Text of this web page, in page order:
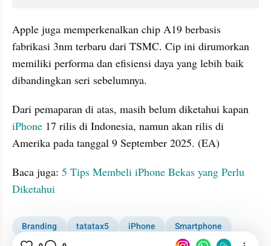
Apple juga memperkenalkan chip A19 berbasis
fabrikasi 3nm terbaru dari TSMC. Cip ini dirumorkan
memiliki performa dan efisiensi daya yang lebih baik
dibandingkan seri sebelumnya.
iPhone 17 rilis di Indonesia, namun akan rilis di
Amerika pada tanggal 9 September 2025. (EA)
Baca juga: 5 Tips Membeli iPhone Bekas yang Perlu
Diketahui
Branding tatatax5 iPhone
Smartphone